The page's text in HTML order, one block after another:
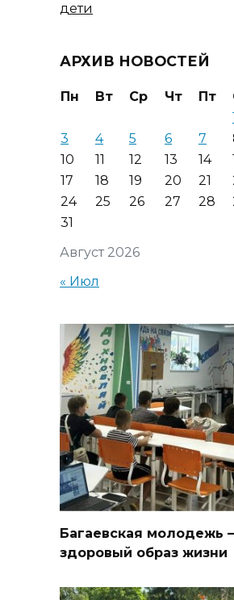
дети
АРХИВ НОВОСТЕЙ
Август 2026
Пн Вт Ср Чт Пт
3
4 5 6 7
10
11 12 13 14
17
18 19 20 21
24
25 26 27 28
31
« Июл
Багаевская молодежь
здоровый образ жизни